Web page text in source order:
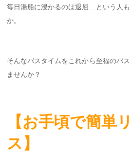
毎日湯船に浸かるのは退屈…という人
か。
そんなバスタイムをこれから至福のバ
ませんか？
【お手頃で簡単
ス】